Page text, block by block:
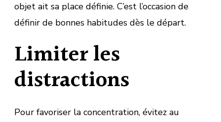
objet ait sa place définie. C’est l’occasion de
définir de bonnes habitudes dès le départ.
Limiter les
distractions
Pour favoriser la concentration, évitez au